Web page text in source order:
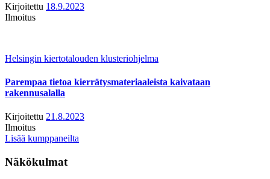
Kirjoitettu 18.9.2023
Ilmoitus
Helsingin kiertotalouden klusteriohjelma
Parempaa tietoa kierrätysmateriaaleista kaivataan
rakennusalalla
Kirjoitettu 21.8.2023
Ilmoitus
Lisää kumppaneilta
Näkökulmat